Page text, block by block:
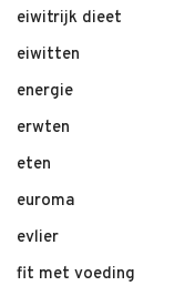
eiwitrijk dieet
eiwitten
energie
erwten
eten
euroma
evlier
fit met voeding